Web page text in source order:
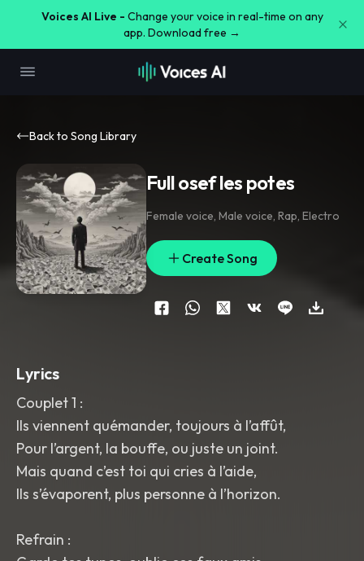
Voices AI Live - Change your voice in real-time on any
app. Download free →
Back to Song Library
Full osef les potes
Female voice, Male voice, Rap, Electro
Create Song
Lyrics
Couplet 1 :
Ils viennent quémander, toujours à l’affût,
Pour l’argent, la bouffe, ou juste un joint.
Mais quand c’est toi qui cries à l’aide,
Ils s’évaporent, plus personne à l’horizon.
Refrain :